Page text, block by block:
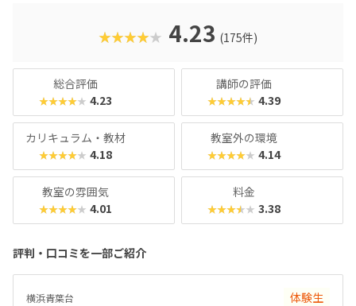
おきたい」方におすすめのスクールといえます。また、いず
れもヒューマンオリジナルの教材で学べるので、高クオリテ
★★★★★ 4.23 (175件)
総合評価
★★★★★ 4.23
講師の評価
★★★★★ 4.39
カリキュラム・教材
★★★★★ 4.18
教室外の環境
★★★★★ 4.14
教室の雰囲気
★★★★★ 4.01
料金
★★★★★ 3.38
評判・口コミを一部ご紹介
横浜青葉台 体験生